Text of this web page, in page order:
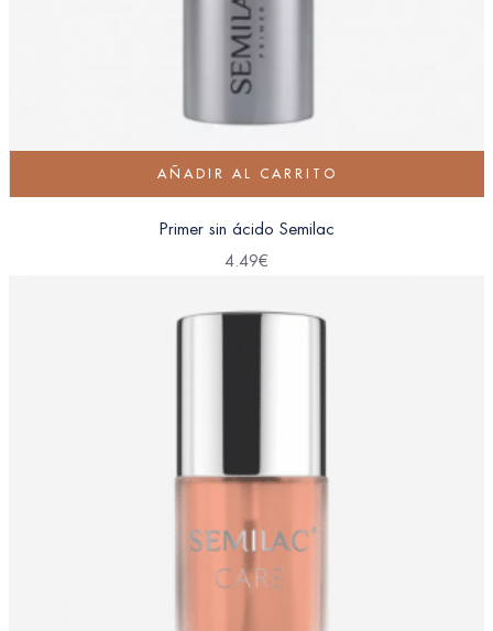
AÑADIR AL CARRITO
Primer sin ácido Semilac
4.49€